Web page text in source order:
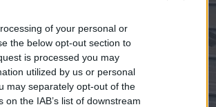
of your personal or
the below opt-out section to
is processed you may
utilized by us or personal
may separately opt-out of the
the IAB’s list of downstream